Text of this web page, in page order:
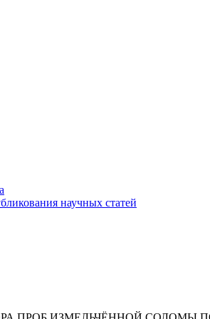
научных статей